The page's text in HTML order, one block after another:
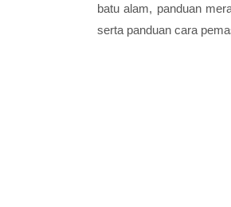
batu alam, panduan
serta panduan cara